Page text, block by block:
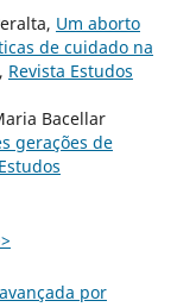
Um aborto
de cuidado na
, Revista Estudos
Bacellar
gerações de
por